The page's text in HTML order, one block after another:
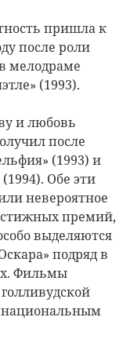
пришла к
после роли
мелодраме
(1993).
и любовь
после
(1993) и
Обе эти
невероятное
премий,
выделяются
подряд в
Фильмы
национальным